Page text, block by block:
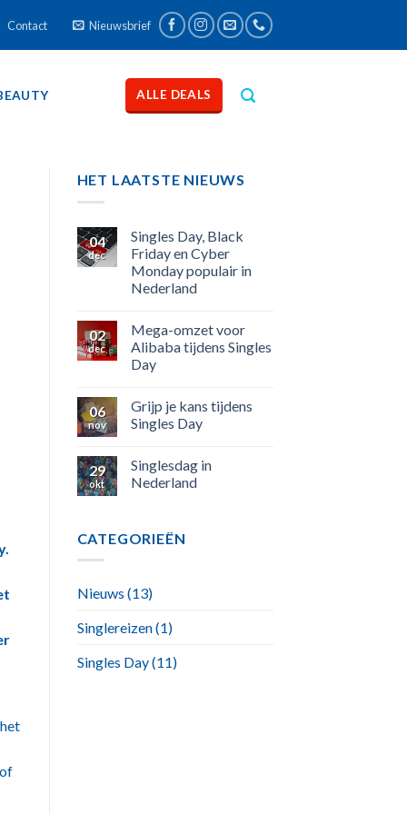
Contact Nieuwsbrief
ALLE DEALS
HET LAATSTE NIEUWS
04
dec
Singles Day, Black
Friday en Cyber
Monday populair in
Nederland
02
dec
Mega-omzet voor
Alibaba tijdens Singles
Day
06
nov
Grijp je kans tijdens
Singles Day
29
okt
Singlesdag in
Nederland
CATEGORIEËN
Nieuws (13)
Singlereizen(1)
Singles Day(11)